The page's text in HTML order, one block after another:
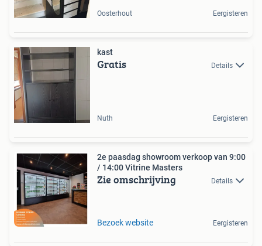
Oosterhout Eergisteren
kast
Gratis Details
Nuth Eergisteren
2e paasdag showroom verkoop van 9:00
/ 14:00 Vitrine Masters
Zie omschrijving Details
Bezoek website Eergisteren